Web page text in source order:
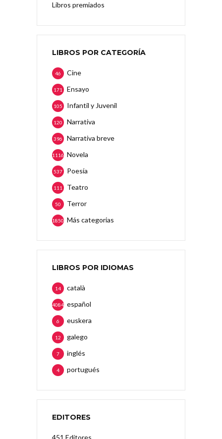
Libros premiados
LIBROS POR CATEGORÍA
Cine
46
Ensayo
171
Infantil y Juvenil
105
Narrativa
120
Narrativa breve
396
Novela
1116
Poesía
537
Teatro
111
Terror
50
Más categorias
1850
LIBROS POR IDIOMAS
català
14
español
4084
euskera
6
galego
12
inglés
7
portugués
4
EDITORES